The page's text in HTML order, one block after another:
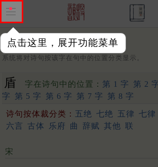
点击这里，展开功能菜单
字：
系统将对诗句按该字在句中的位置分类显示。
盾 字在诗句中的位置： 第 1 字 第 2
字
第 5 字 第 6 字 第 7 字 第 8 字
诗句按体裁分类： 五绝 七绝 五律 七律
六言 古体 乐府 曲 辞赋 其他 联
宋